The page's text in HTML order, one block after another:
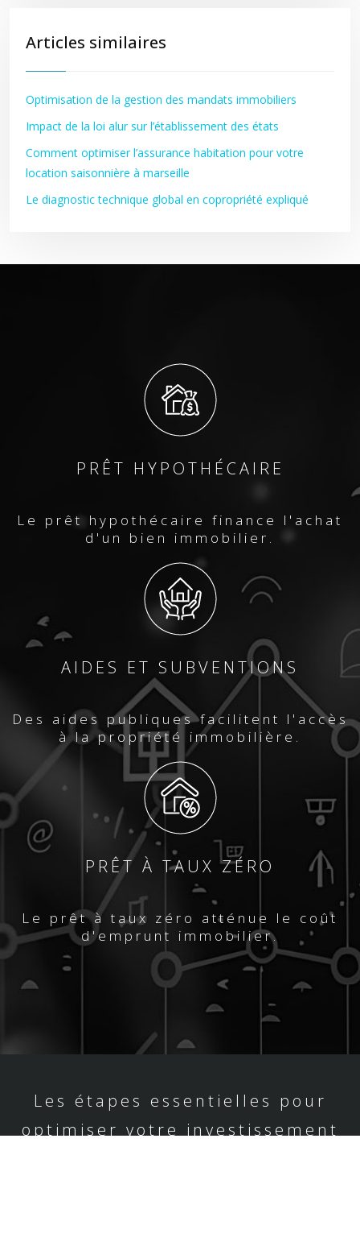
Articles similaires
Optimisation de la gestion des mandats immobiliers
Impact de la loi alur sur l’établissement des états
Comment optimiser l’assurance habitation pour votre
location saisonnière à marseille
Le diagnostic technique global en copropriété expliqué
PRÊT HYPOTHÉCAIRE
Le prêt hypothécaire finance l'achat
d'un bien immobilier.
AIDES ET SUBVENTIONS
Des aides publiques facilitent l'accès
à la propriété immobilière.
PRÊT À TAUX ZÉRO
Le prêt à taux zéro atténue le coût
d'emprunt immobilier.
Les étapes essentielles pour
optimiser votre investissement